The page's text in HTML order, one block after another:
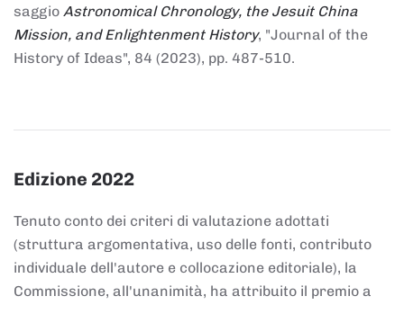
saggio Astronomical Chronology, the Jesuit China
Mission, and Enlightenment History, "Journal of the
History of Ideas", 84 (2023), pp. 487-510.
Edizione 2022
Tenuto conto dei criteri di valutazione adottati
(struttura argomentativa, uso delle fonti, contributo
individuale dell'autore e collocazione editoriale), la
Commissione, all'unanimità, ha attribuito il premio a